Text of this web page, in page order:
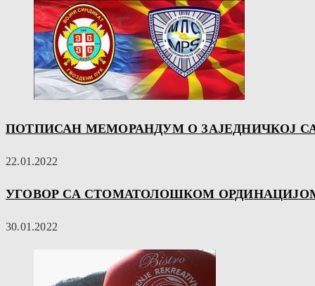
ПОТПИСАН МЕМОРАНДУМ О ЗАЈЕДНИЧКОЈ
22.01.2022
УГОВОР СА СТОМАТОЛОШКОМ
30.01.2022